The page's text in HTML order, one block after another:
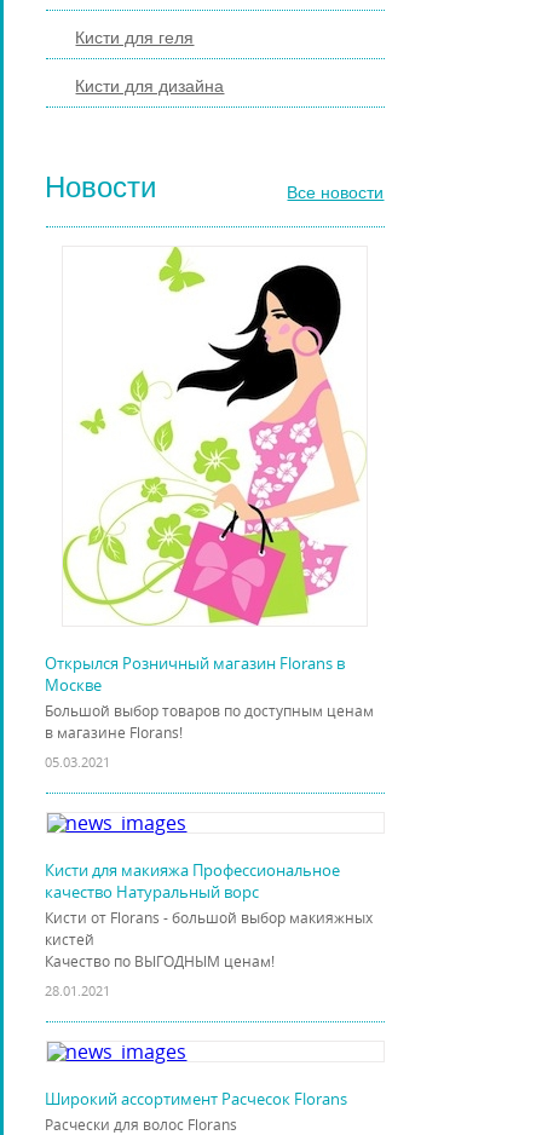
Кисти для геля
Кисти для дизайна
Новости Все новости
Открылся Розничный магазин Florans в
Москве
Большой выбор товаров по доступным ценам
в магазине Florans!
05.03.2021
Кисти для макияжа Профессиональное
качество Натуральный ворс
Кисти от Florans - большой выбор макияжных
кистей
Качество по ВЫГОДНЫМ ценам!
28.01.2021
Широкий ассортимент Расчесок Florans
Расчески для волос Florans